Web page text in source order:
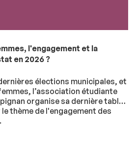
l'engagement et la
en 2026 ?
élections municipales, et
l’association étudiante
organise sa dernière table
le thème de l'engagement des